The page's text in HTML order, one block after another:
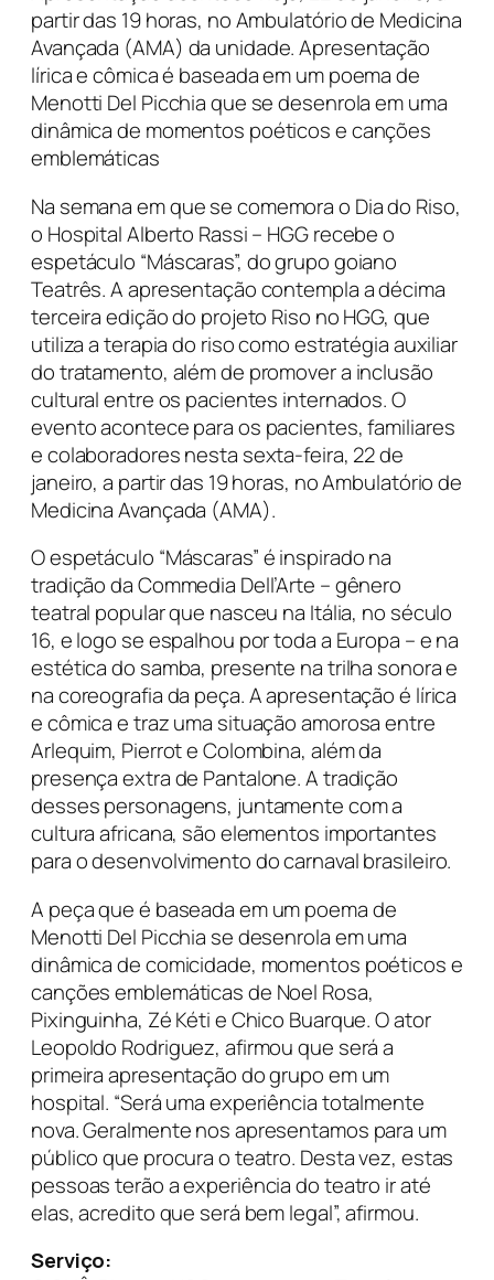
partir das 19 horas, no Ambulatório de Medicina
Avançada (AMA) da unidade. Apresentação
lírica e cômica é baseada em um poema de
Menotti Del Picchia que se desenrola em uma
dinâmica de momentos poéticos e canções
emblemáticas
Na semana em que se comemora o Dia do Riso,
o Hospital Alberto Rassi – HGG recebe o
espetáculo “Máscaras”, do grupo goiano
Teatrês. A apresentação contempla a décima
terceira edição do projeto Riso no HGG, que
utiliza a terapia do riso como estratégia auxiliar
do tratamento, além de promover a inclusão
cultural entre os pacientes internados. O
evento acontece para os pacientes, familiares
e colaboradores nesta sexta-feira, 22 de
janeiro, a partir das 19 horas, no Ambulatório de
Medicina Avançada (AMA).
O espetáculo “Máscaras” é inspirado na
tradição da Commedia Dell’Arte – gênero
teatral popular que nasceu na Itália, no século
16, e logo se espalhou por toda a Europa – e na
estética do samba, presente na trilha sonora e
na coreografia da peça. A apresentação é lírica
e cômica e traz uma situação amorosa entre
Arlequim, Pierrot e Colombina, além da
presença extra de Pantalone. A tradição
desses personagens, juntamente com a
cultura africana, são elementos importantes
para o desenvolvimento do carnaval brasileiro.
A peça que é baseada em um poema de
Menotti Del Picchia se desenrola em uma
dinâmica de comicidade, momentos poéticos e
canções emblemáticas de Noel Rosa,
Pixinguinha, Zé Kéti e Chico Buarque. O ator
Leopoldo Rodriguez, afirmou que será a
primeira apresentação do grupo em um
hospital. “Será uma experiência totalmente
nova. Geralmente nos apresentamos para um
público que procura o teatro. Desta vez, estas
pessoas terão a experiência do teatro ir até
elas, acredito que será bem legal”, afirmou.
Serviço: